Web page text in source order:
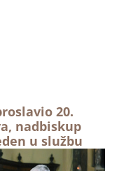
20.
nadbiskup
u službu